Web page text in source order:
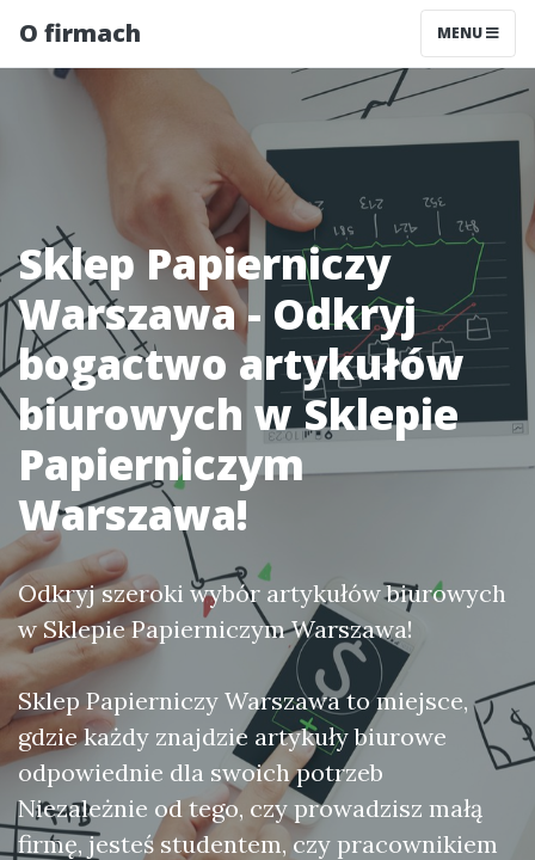
O firmach MENU
Sklep Papierniczy
Warszawa - Odkryj
bogactwo artykułów
biurowych w Sklepie
Papierniczym
Warszawa!
Odkryj szeroki wybór artykułów biurowych
w Sklepie Papierniczym Warszawa!
Sklep Papierniczy Warszawa to miejsce,
gdzie każdy znajdzie artykuły biurowe
odpowiednie dla swoich potrzeb
Niezależnie od tego, czy prowadzisz małą
firmę, jesteś studentem, czy pracownikiem